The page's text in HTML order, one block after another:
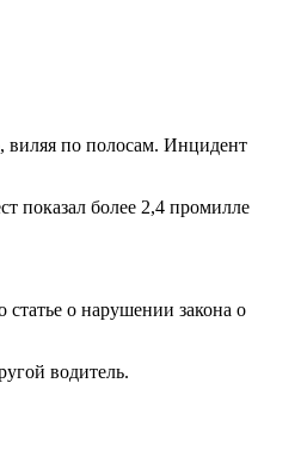
виляя по полосам. Инцидент
показал более 2,4 промилле
о нарушении закона о
водитель.